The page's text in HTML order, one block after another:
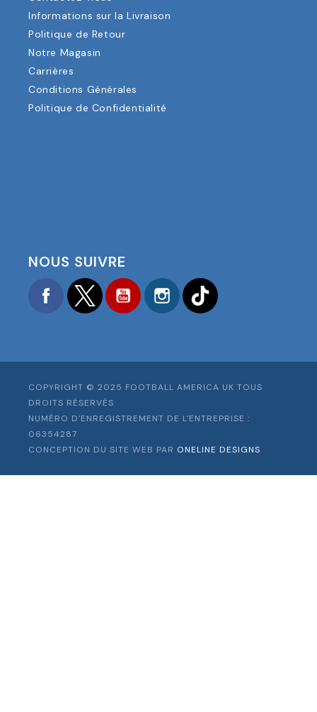
Informations sur la Livraison
Politique de Retour
Notre Magasin
Carrières
Conditions Générales
Politique de Confidentialité
NOUS SUIVRE
FacebookTwitter YouTubeInstagram
COPYRIGHT © 2025 FOOTBALL AMERICA UK TOUS
DROITS RÉSERVÉS
NUMÉRO D'ENREGISTREMENT DE L'ENTREPRISE :
06354287
CONCEPTION DU SITE WEB PAR ONELINE DESIGNS